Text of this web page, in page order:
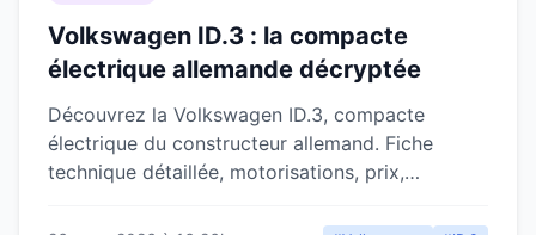
Volkswagen ID.3 : la compacte
électrique allemande décryptée
Découvrez la Volkswagen ID.3, compacte
électrique du constructeur allemand. Fiche
technique détaillée, motorisations, prix,